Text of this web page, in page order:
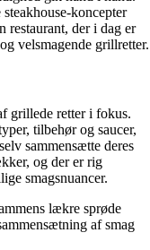
koncepter
restaurant, der i dag er
velsmagende grillretter.
grillede retter i fokus.
tilbehør og saucer,
sammensætte deres
og der er rig
smagsnuancer.
lækre sprøde
af smag